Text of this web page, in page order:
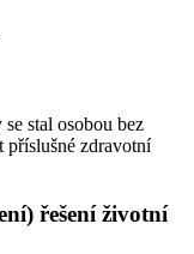
stal osobou bez
příslušné zdravotní
řešení životní